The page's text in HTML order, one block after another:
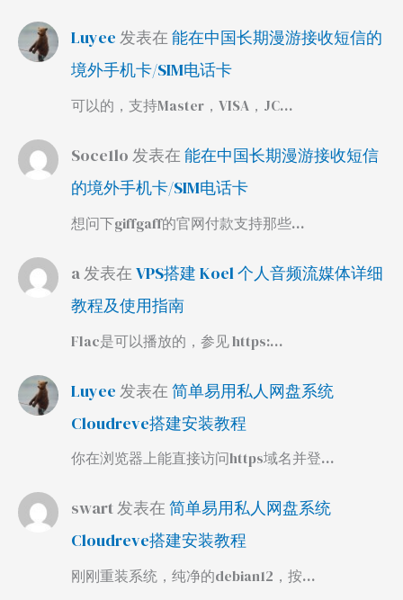
Luyee 发表在能在中国长期漫游接收短信的
境外手机卡/SIM电话卡
可以的，支持Master，VISA，JC…
Soce1lo 发表在能在中国长期漫游接收短信
的境外手机卡/SIM电话卡
想问下giffgaff的官网付款支持那些…
a发表在 VPS搭建 Koel 个人音频流媒体详细
教程及使用指南
Flac是可以播放的，参见 https:…
Luyee 发表在 简单易用私人网盘系统
Cloudreve搭建安装教程
你在浏览器上能直接访问https域名并登…
swart发表在简单易用私人网盘系统
Cloudreve搭建安装教程
刚刚重装系统，纯净的debian12，按…